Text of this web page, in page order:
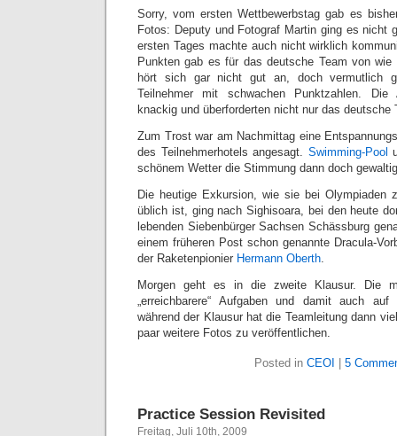
Sorry, vom ersten Wettbewerbstag gab es
Fotos: Deputy und Fotograf Martin ging es nicht
ersten Tages machte auch nicht wirklich
Punkten gab es für das deutsche Team von
hört sich gar nicht gut an, doch vermutlich
Teilnehmer mit schwachen Punktzahlen. Die
knackig und überforderten nicht nur das deutsche
Zum Trost war am Nachmittag eine
des Teilnehmerhotels angesagt. Swimming-Pool
schönem Wetter die Stimmung dann doch
Die heutige Exkursion, wie sie bei Olympiaden
üblich ist, ging nach Sighisoara, bei den heute
lebenden Siebenbürger Sachsen Schässburg
einem früheren Post schon genannte Dracula-
der Raketenpionier Hermann Oberth.
Morgen geht es in die zweite Klausur. Die
„erreichbarere“ Aufgaben und damit auch
während der Klausur hat die Teamleitung dann
paar weitere Fotos zu veröffentlichen.
Posted in CEOI 5
Practice Session Revisited
Freitag, Juli 10th, 2009